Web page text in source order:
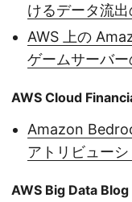
けるデータ流
AWS 上の
ゲームサーバ
AWS Cloud
Amazon
アトリビュー
AWS Big Data Blog